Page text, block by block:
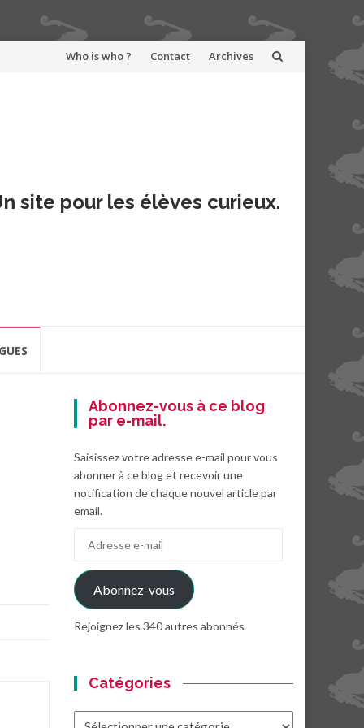
Aller
Who is who ? Contact Archives
site pour les élèves curieux.
Abonnez-vous à ce blog
par e-mail.
Saisissez votre adresse e-mail pour vous
abonner à ce blog et recevoir une
notification de chaque nouvel article par
email.
mail
Abonnez-vous
Rejoignez les 340 autres abonnés
Catégories